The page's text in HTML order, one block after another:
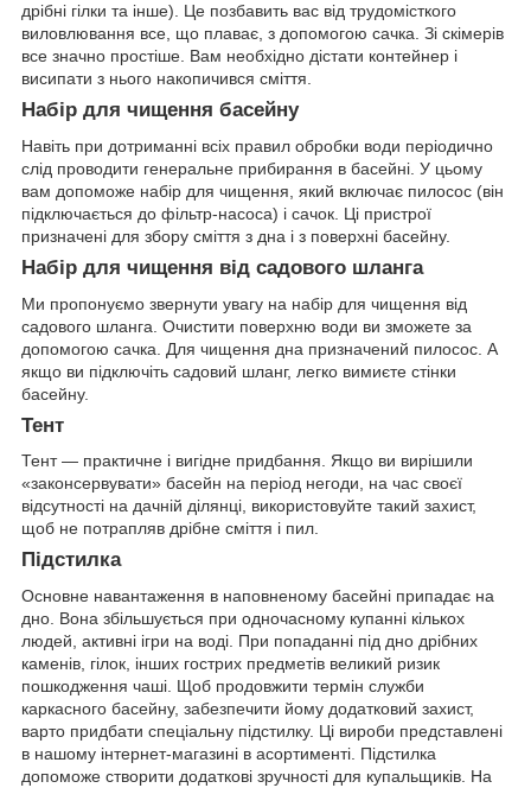
дрібні гілки та інше). Це позбавить вас від трудомісткого
виловлювання все, що плаває, з допомогою сачка. Зі скімерів
все значно простіше. Вам необхідно дістати контейнер і
висипати з нього накопичився сміття.
Набір для чищення басейну
Навіть при дотриманні всіх правил обробки води періодично
слід проводити генеральне прибирання в басейні. У цьому
вам допоможе набір для чищення, який включає пилосос (він
підключається до фільтр-насоса) і сачок. Ці пристрої
призначені для збору сміття з дна і з поверхні басейну.
Набір для чищення від садового шланга
Ми пропонуємо звернути увагу на набір для чищення від
садового шланга. Очистити поверхню води ви зможете за
допомогою сачка. Для чищення дна призначений пилосос. А
якщо ви підключіть садовий шланг, легко вимиєте стінки
басейну.
Тент
Тент — практичне і вигідне придбання. Якщо ви вирішили
«законсервувати» басейн на період негоди, на час своєї
відсутності на дачній ділянці, використовуйте такий захист,
щоб не потрапляв дрібне сміття і пил.
Підстилка
Основне навантаження в наповненому басейні припадає на
дно. Вона збільшується при одночасному купанні кількох
людей, активні ігри на воді. При попаданні під дно дрібних
каменів, гілок, інших гострих предметів великий ризик
пошкодження чаші. Щоб продовжити термін служби
каркасного басейну, забезпечити йому додатковий захист,
варто придбати спеціальну підстилку. Ці вироби представлені
в нашому інтернет-магазині в асортименті. Підстилка
допоможе створити додаткові зручності для купальщиків. На